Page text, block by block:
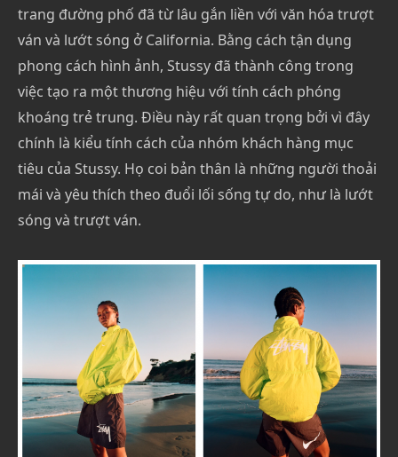
trang đường phố đã từ lâu gắn liền với văn hóa trượt
ván và lướt sóng ở California. Bằng cách tận dụng
phong cách hình ảnh, Stussy đã thành công trong
việc tạo ra một thương hiệu với tính cách phóng
khoáng trẻ trung. Điều này rất quan trọng bởi vì đây
chính là kiểu tính cách của nhóm khách hàng mục
tiêu của Stussy. Họ coi bản thân là những người thoải
mái và yêu thích theo đuổi lối sống tự do, như là lướt
sóng và trượt ván.